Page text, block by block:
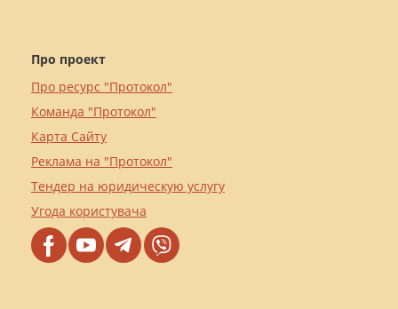
Про проект
Про ресурс "Протокол"
Команда "Протокол"
Карта Сайту
Реклама на "Протокол"
Тендер на юридическую услугу
Угода користувача